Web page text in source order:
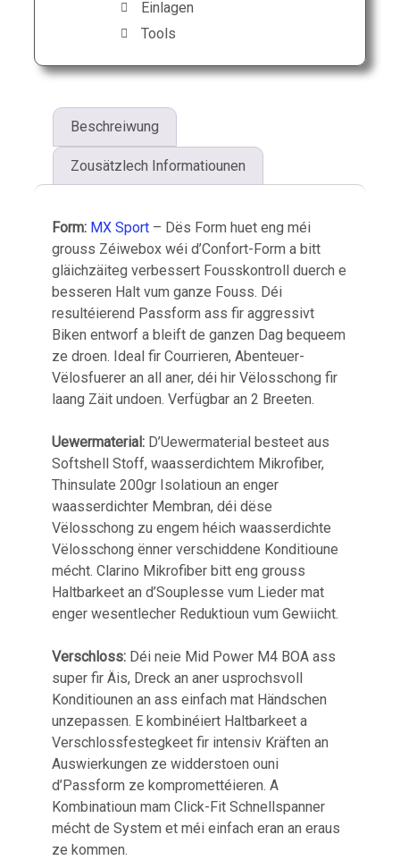
Einlagen
Tools
Beschreiwung
Zousätzlech Informatiounen
Form: MX Sport – Dës Form huet eng méi
grouss Zéiwebox wéi d’Confort-Form a bitt
gläichzäiteg verbessert Fousskontroll duerch e
besseren Halt vum ganze Fouss. Déi
resultéierend Passform ass fir aggressivt
Biken entworf a bleift de ganzen Dag bequeem
ze droen. Ideal fir Courrieren, Abenteuer-
Vëlosfuerer an all aner, déi hir Vëlosschong fir
laang Zäit undoen. Verfügbar an 2 Breeten.
Uewermaterial: D’Uewermaterial besteet aus
Softshell Stoff, waasserdichtem Mikrofiber,
Thinsulate 200gr Isolatioun an enger
waasserdichter Membran, déi dëse
Vëlosschong zu engem héich waasserdichte
Vëlosschong ënner verschiddene Konditioune
mécht. Clarino Mikrofiber bitt eng grouss
Haltbarkeet an d’Souplesse vum Lieder mat
enger wesentlecher Reduktioun vum Gewiicht.
Verschloss: Déi neie Mid Power M4 BOA ass
super fir Äis, Dreck an aner usprochsvoll
Konditiounen an ass einfach mat Händschen
unzepassen. E kombinéiert Haltbarkeet a
Verschlossfestegkeet fir intensiv Kräften an
Auswierkungen ze widderstoen ouni
d’Passform ze kompromettéieren. A
Kombinatioun mam Click-Fit Schnellspanner
mécht de System et méi einfach eran an eraus
ze kommen.